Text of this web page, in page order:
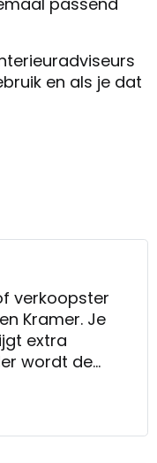
en als je dat
verkoopster
Kramer. Je
extra
wordt de
haast